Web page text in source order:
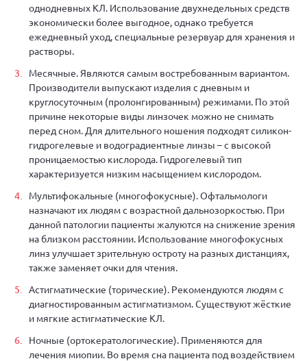
однодневных КЛ. Использование двухнедельных средств
экономически более выгодное, однако требуется
ежедневный уход, специальные резервуар для хранения и
растворы.
Месячные. Являются самым востребованным вариантом.
Производители выпускают изделия с дневным и
круглосуточным (пролонгированным) режимами. По этой
причине некоторые виды линзочек можно не снимать
перед сном. Для длительного ношения подходят силикон-
гидрогелевые и водоградиентные линзы – с высокой
проницаемостью кислорода. Гидрогелевый тип
характеризуется низким насыщением кислородом.
Мультифокальные (многофокусные). Офтальмологи
назначают их людям с возрастной дальнозоркостью. При
данной патологии пациенты жалуются на снижение зрения
на близком расстоянии. Использование многофокусных
линз улучшает зрительную остроту на разных дистанциях,
также заменяет очки для чтения.
Астигматические (торические). Рекомендуются людям с
диагностированным астигматизмом. Существуют жёсткие
и мягкие астигматические КЛ.
Ночные (ортокератологические). Применяются для
лечения миопии. Во время сна пациента под воздействием